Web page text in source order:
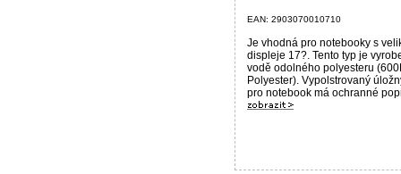
EAN: 2903070010710
Je vhodná pro notebooky s
displeje 17?. Tento typ je
vodě odolného polyesteru
Polyester). Vypolstrovaný
pro notebook má ochranné